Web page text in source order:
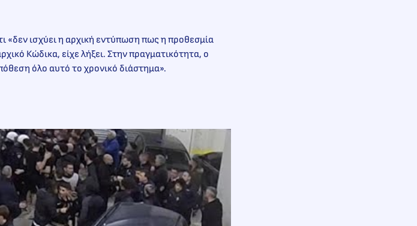
ισχύει η αρχική εντύπωση πως η προθεσμία
Κώδικα, είχε λήξει. Στην πραγματικότητα, ο
όλο αυτό το χρονικό διάστημα».